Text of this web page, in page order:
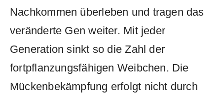
Nachkommen überleben und tragen das
veränderte Gen weiter. Mit jeder
Generation sinkt so die Zahl der
fortpflanzungsfähigen Weibchen. Die
Mückenbekämpfung erfolgt nicht durch